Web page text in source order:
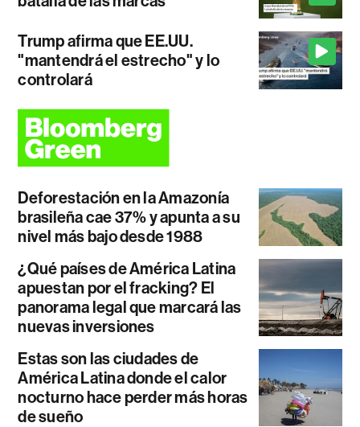
Trump afirma que EE.UU.
"mantendrá el estrecho" y lo
controlará
Deforestación en la Amazonía
brasileña cae 37% y apunta a su
nivel más bajo desde 1988
¿Qué países de América Latina
apuestan por el fracking? El
panorama legal que marcará las
nuevas inversiones
Estas son las ciudades de
América Latina donde el calor
nocturno hace perder más horas
de sueño